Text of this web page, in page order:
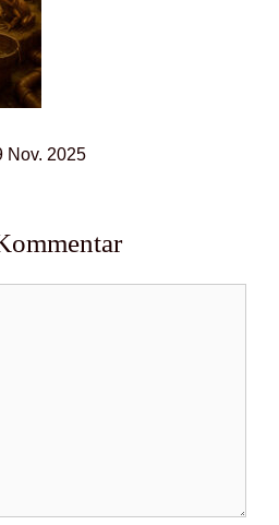
Nov. 2025